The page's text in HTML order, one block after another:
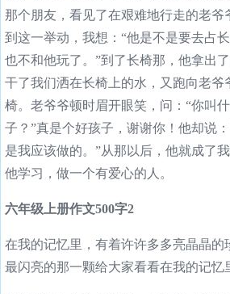
那个朋友，看见了在艰难地行走的老爷
到这一举动，我想：“他是不是要去占
也不和他玩了。”到了长椅那，他拿出
干了我们洒在长椅上的水，又跑向老爷
椅。老爷爷顿时眉开眼笑，问：“你叫
子？”真是个好孩子，谢谢你！他却说
是我应该做的。”从那以后，他就成了
他学习，做一个有爱心的人。
六年级上册作文500字2
在我的记忆里，有着许许多多亮晶晶的
最闪亮的那一颗给大家看看在我的记忆